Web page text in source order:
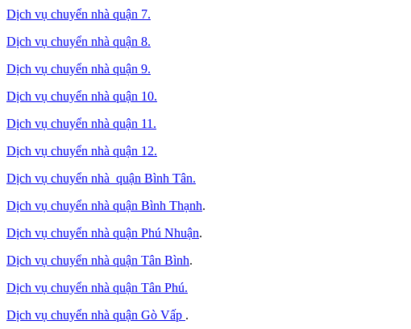
Dịch vụ chuyển nhà quận 7.
Dịch vụ chuyển nhà quận 8.
Dịch vụ chuyển nhà quận 9.
Dịch vụ chuyển nhà quận 10.
Dịch vụ chuyển nhà quận 11.
Dịch vụ chuyển nhà quận 12.
Dịch vụ chuyển nhà quận Bình Tân.
Dịch vụ chuyển nhà quận Bình Thạnh.
Dịch vụ chuyển nhà quận Phú Nhuận.
Dịch vụ chuyển nhà quận Tân Bình.
Dịch vụ chuyển nhà quận Tân Phú.
Dịch vụ chuyển nhà quận Gò Vấp .